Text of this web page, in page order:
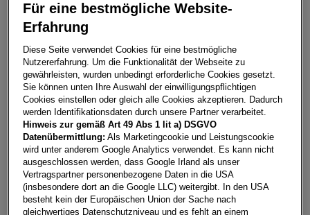
Transporter Kastenwagen Entry TDI
3370 Ybbs, Niederösterreich
Erstzulassung
12/2022
Leistung
110 PS (81 kW)
Kilometerstand
28.000 km
Kraftstoffart
Diesel
Fahrzeug & Finanzierung
Für eine bestmögliche Website-
Erfahrung
Diese Seite verwendet Cookies für eine bestmögliche
Nutzererfahrung. Um die Funktionalität der Webseite zu
gewährleisten, wurden unbedingt erforderliche Cookies gesetzt.
Sie können unten Ihre Auswahl der einwilligungspflichtigen
Cookies einstellen oder gleich alle Cookies akzeptieren. Dadurch
werden Identifikationsdaten durch unsere Partner verarbeitet.
Hinweis zur gemäß Art 49 Abs 1 lit a) DSGVO
Datenübermittlung: Als Marketingcookie und Leistungscookie
wird unter anderem Google Analytics verwendet. Es kann nicht
ausgeschlossen werden, dass Google Irland als unser
Vertragspartner personenbezogene Daten in die USA
(insbesondere dort an die Google LLC) weitergibt. In den USA
besteht kein der Europäischen Union der Sache nach
gleichwertiges Datenschutzniveau und es fehlt an einem